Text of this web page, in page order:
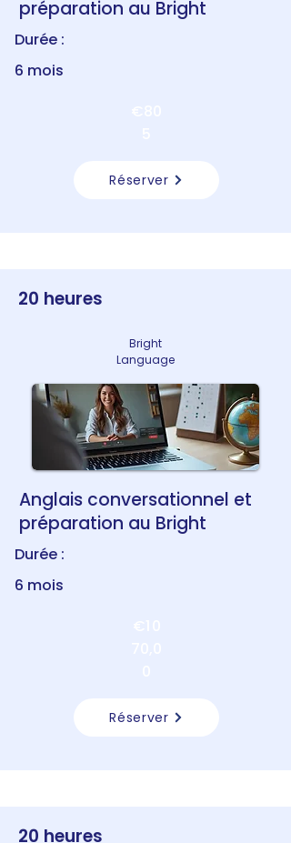
préparation au Bright
Durée :
6 mois
Réserver
20 heures
Bright
Language
Anglais conversationnel et
préparation au Bright
Durée :
6 mois
Réserver
20 heures